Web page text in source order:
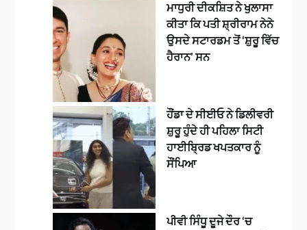
ਮਾਧੁਰੀ ਦੀਕਸ਼ਿਤ ਨੇ ਖੁਲਾਸਾ
ਕੀਤਾ ਕਿ ਪਤੀ ਸ਼੍ਰੀਰਾਮ ਨੇਨੇ
ਉਸਦੇ ਸਟਾਰਡਮ ਤੋਂ ‘ਸ਼ੁਰੂ ਵਿੱਚ
ਹੈਰਾਨ’ ਸਨ
ਹੌਂਡਾ ਦੇ ਸੀਈਓ ਨੇ ਡਿਲੀਵਰੀ
ਸ਼ੁਰੂ ਹੁੰਦੇ ਹੀ ਪਹਿਲਾ ਸਿਟੀ
ਹਾਈਬ੍ਰਿਡ ਖਪਤਕਾਰ ਨੂੰ
ਸੌਂਪਿਆ
ਪੀਵੀ ਸਿੰਧੂ ਦੂਜੇ ਦੌਰ ‘ਚ